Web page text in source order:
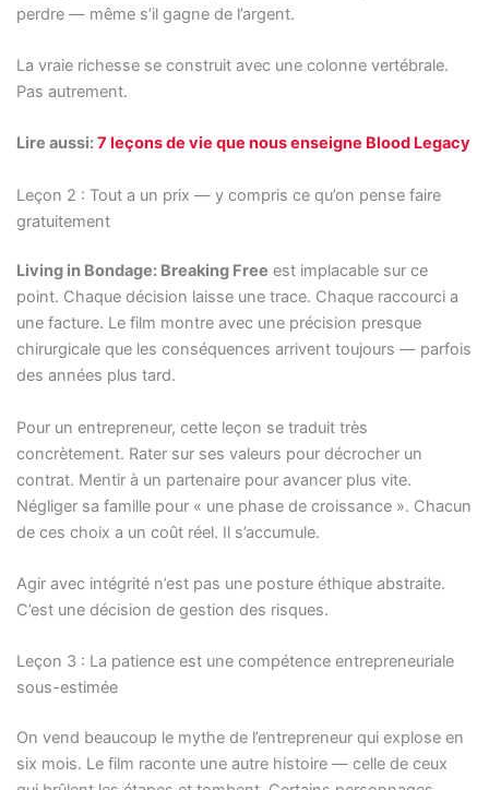
perdre — même s’il gagne de l’argent.
La vraie richesse se construit avec une colonne vertébrale.
Pas autrement.
Lire aussi:7 leçons de vie que nous enseigne Blood Legacy
Leçon 2 : Tout a un prix — y compris ce qu’on pense faire
gratuitement
Living in Bondage: Breaking Free est implacable sur ce
point. Chaque décision laisse une trace. Chaque raccourci a
une facture. Le film montre avec une précision presque
chirurgicale que les conséquences arrivent toujours — parfois
des années plus tard.
Pour un entrepreneur, cette leçon se traduit très
concrètement. Rater sur ses valeurs pour décrocher un
contrat. Mentir à un partenaire pour avancer plus vite.
Négliger sa famille pour « une phase de croissance ». Chacun
de ces choix a un coût réel. Il s’accumule.
Agir avec intégrité n’est pas une posture éthique abstraite.
C’est une décision de gestion des risques.
Leçon 3 : La patience est une compétence entrepreneuriale
sous-estimée
On vend beaucoup le mythe de l’entrepreneur qui explose en
six mois. Le film raconte une autre histoire — celle de ceux